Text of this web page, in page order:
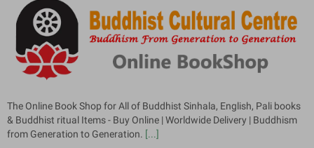
The Online Book Shop for All of Buddhist Sinhala, English, Pali books
& Buddhist ritual Items - Buy Online | Worldwide Delivery | Buddhism
from Generation to Generation. [...]